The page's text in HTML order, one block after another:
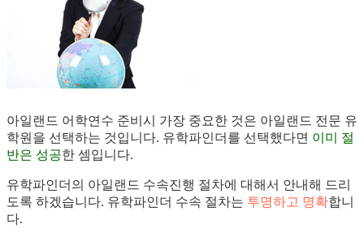
아일랜드 어학연수 준비시 가장 중요한 것은 아일랜드 전문 유
학원을 선택하는 것입니다. 유학파인더를 선택했다면 이미 절
반은 성공한 셈입니다.
유학파인더의 아일랜드 수속진행 절차에 대해서 안내해 드리
도록 하겠습니다. 유학파인더 수속 절차는 투명하고 명확합니
다.